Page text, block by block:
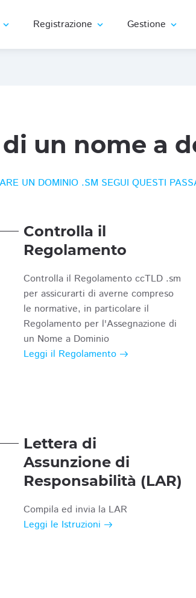
expand_more Registrazione expand_more Gestione expand_more
un nome a
UN DOMINIO .SM SEGUI QUESTI
Controlla il
Regolamento
Controlla il Regolamento ccTLD .sm
per assicurarti di averne compreso
le normative, in particolare il
Regolamento per l'Assegnazione di
un Nome a Dominio
Leggi il Regolamento
Lettera di
Assunzione di
Responsabilità (LAR)
Compila ed invia la LAR
Leggi le Istruzioni